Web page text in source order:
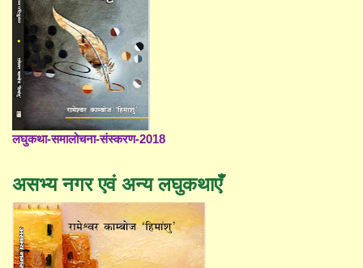
लघुकथा-समालोचना-संस्करण-2018
असभ्य नगर एवं अन्य लघुकथाएँ